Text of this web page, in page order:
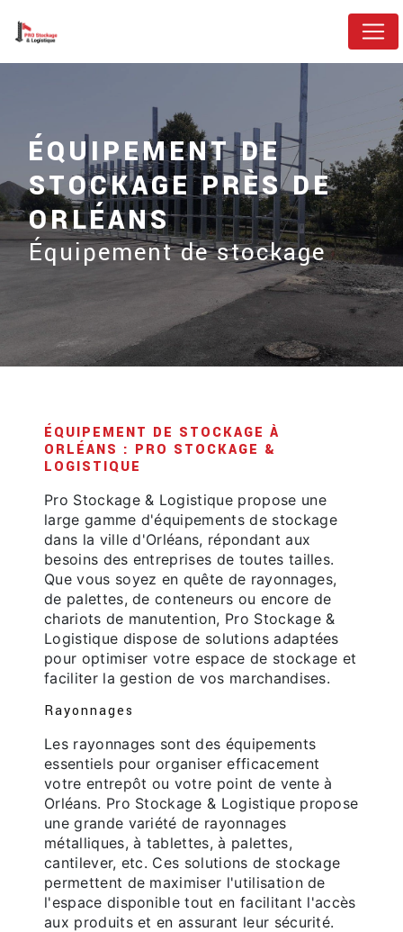
ÉQUIPEMENT DE
STOCKAGE PRÈS DE
ORLÉANS
Équipement de stockage
ÉQUIPEMENT DE STOCKAGE À
ORLÉANS : PRO STOCKAGE &
LOGISTIQUE
Pro Stockage & Logistique propose une
large gamme d'équipements de stockage
dans la ville d'Orléans, répondant aux
besoins des entreprises de toutes tailles.
Que vous soyez en quête de rayonnages,
de palettes, de conteneurs ou encore de
chariots de manutention, Pro Stockage &
Logistique dispose de solutions adaptées
pour optimiser votre espace de stockage et
faciliter la gestion de vos marchandises.
Rayonnages
Les rayonnages sont des équipements
essentiels pour organiser efficacement
votre entrepôt ou votre point de vente à
Orléans. Pro Stockage & Logistique propose
une grande variété de rayonnages
métalliques, à tablettes, à palettes,
cantilever, etc. Ces solutions de stockage
permettent de maximiser l'utilisation de
l'espace disponible tout en facilitant l'accès
aux produits et en assurant leur sécurité.